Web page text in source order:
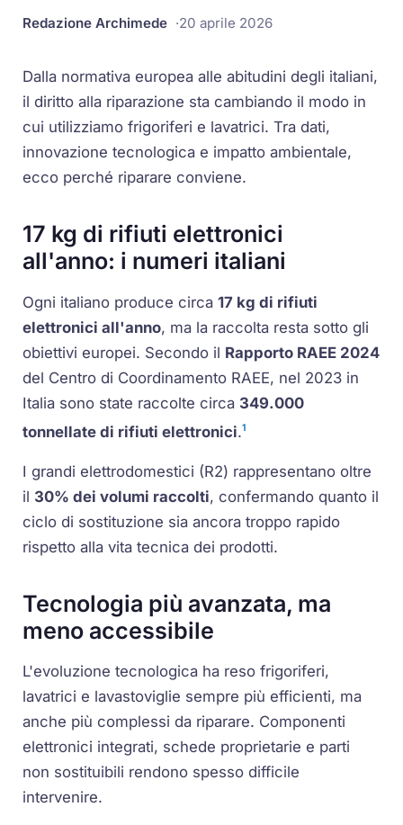
Redazione Archimede 20 aprile 2026
Dalla normativa europea alle abitudini degli italiani,
il diritto alla riparazione sta cambiando il modo in
cui utilizziamo frigoriferi e lavatrici. Tra dati,
innovazione tecnologica e impatto ambientale,
ecco perché riparare conviene.
17 kg di rifiuti elettronici
all'anno: i numeri italiani
Ogni italiano produce circa17 kg di rifiuti
elettronici all'anno, ma la raccolta resta sotto gli
obiettivi europei. Secondo il Rapporto RAEE 2024
del Centro di Coordinamento RAEE, nel 2023 in
Italia sono state raccolte circa 349.000
tonnellate di rifiuti elettronici.1
I grandi elettrodomestici (R2) rappresentano oltre
il 30% dei volumi raccolti, confermando quanto il
ciclo di sostituzione sia ancora troppo rapido
rispetto alla vita tecnica dei prodotti.
Tecnologia più avanzata, ma
meno accessibile
L'evoluzione tecnologica ha reso frigoriferi,
lavatrici e lavastoviglie sempre più efficienti, ma
anche più complessi da riparare. Componenti
elettronici integrati, schede proprietarie e parti
non sostituibili rendono spesso difficile
intervenire.